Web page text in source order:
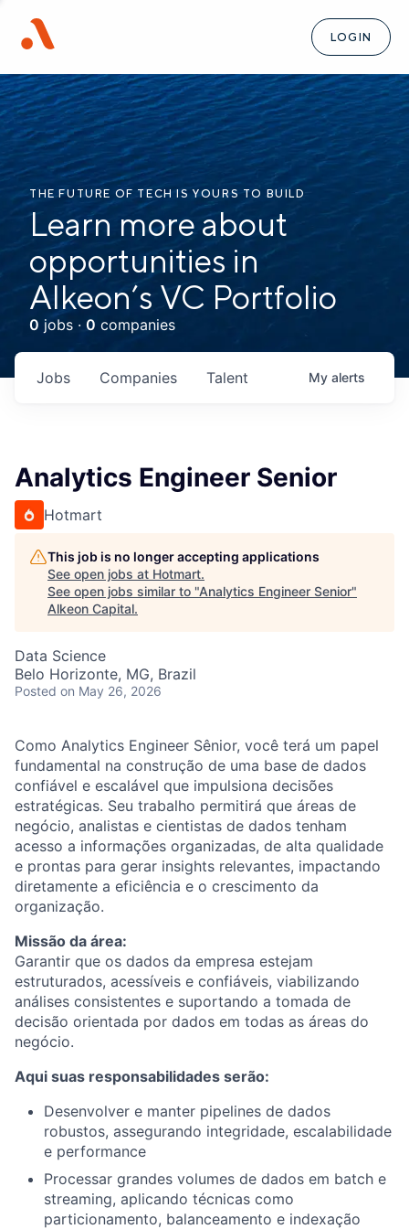
LOGIN
THE FUTURE OF TECH IS YOURS TO BUILD
Learn more about
opportunities in
Alkeon’s VC Portfolio
0 jobs · 0 companies
Jobs Companies Talent My alerts
Analytics Engineer Senior
Hotmart
This job is no longer accepting applications
See open jobs at Hotmart.
See open jobs similar to "Analytics Engineer Senior"
Alkeon Capital.
Data Science
Belo Horizonte, MG, Brazil
Posted on May 26, 2026
Como Analytics Engineer Sênior, você terá um papel
fundamental na construção de uma base de dados
confiável e escalável que impulsiona decisões
estratégicas. Seu trabalho permitirá que áreas de
negócio, analistas e cientistas de dados tenham
acesso a informações organizadas, de alta qualidade
e prontas para gerar insights relevantes, impactando
diretamente a eficiência e o crescimento da
organização.
Missão da área:
Garantir que os dados da empresa estejam
estruturados, acessíveis e confiáveis, viabilizando
análises consistentes e suportando a tomada de
decisão orientada por dados em todas as áreas do
negócio.
Aqui suas responsabilidades serão:
Desenvolver e manter pipelines de dados
robustos, assegurando integridade, escalabilidade
e performance
Processar grandes volumes de dados em batch e
streaming, aplicando técnicas como
particionamento, balanceamento e indexação